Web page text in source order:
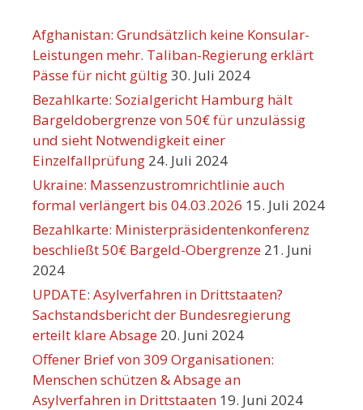
Afghanistan: Grundsätzlich keine Konsular-
Leistungen mehr. Taliban-Regierung erklärt
Pässe für nicht gültig30. Juli 2024
Bezahlkarte: Sozialgericht Hamburg hält
Bargeldobergrenze von 50€ für unzulässig
und sieht Notwendigkeit einer
Einzelfallprüfung 24. Juli 2024
Ukraine: Massenzustromrichtlinie auch
formal verlängert bis 04.03.2026 15. Juli 2024
Bezahlkarte: Ministerpräsidentenkonferenz
beschließt 50€ Bargeld-Obergrenze 21. Juni
2024
UPDATE: Asylverfahren in Drittstaaten?
Sachstandsbericht der Bundesregierung
erteilt klare Absage 20. Juni 2024
Offener Brief von 309 Organisationen:
Menschen schützen & Absage an
Asylverfahren in Drittstaaten 19. Juni 2024